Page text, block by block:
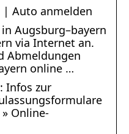
| Auto anmelden
Augsburg–bayern
via Internet an.
Abmeldungen
online …
Infos zur
Online-